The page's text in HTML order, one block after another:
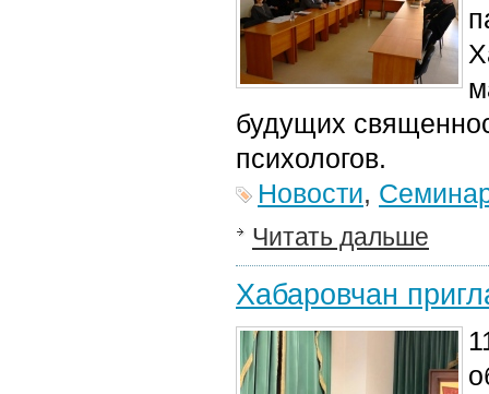
будущих
психологов.
Новости,
Читать дальше
Хабаровчан